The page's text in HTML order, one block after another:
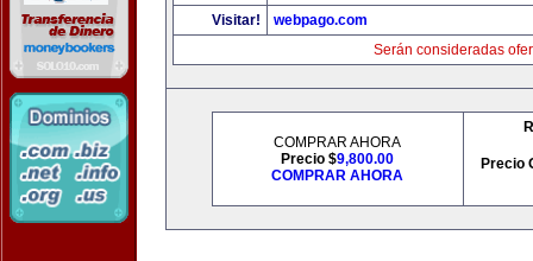
Visitar!
webpago.com
Serán consideradas
COMPRAR AHORA
Precio $9,800.00
COMPRAR AHORA
Precio